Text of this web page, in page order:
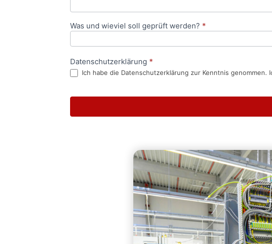
Was und wieviel soll geprüft werden? *
Datenschutzerklärung *
Ich habe die Datenschutzerklärung zur Kenntnis